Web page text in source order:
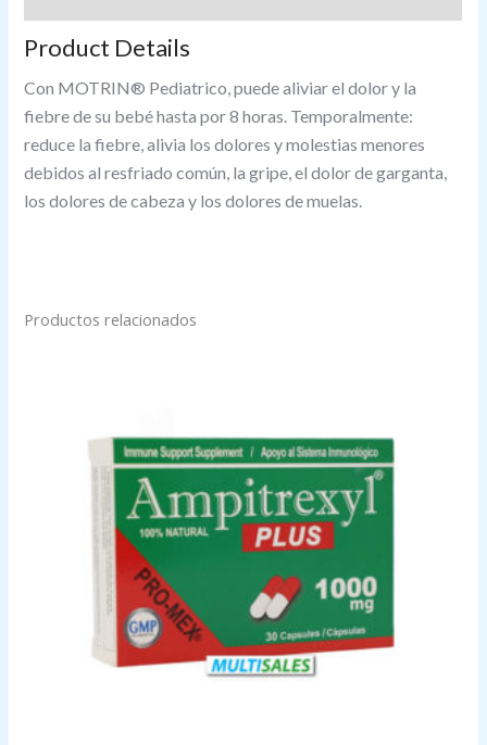
Product Details
Con MOTRIN® Pediatrico, puede aliviar el dolor y la
fiebre de su bebé hasta por 8 horas. Temporalmente:
reduce la fiebre, alivia los dolores y molestias menores
debidos al resfriado común, la gripe, el dolor de garganta,
los dolores de cabeza y los dolores de muelas.
Productos relacionados